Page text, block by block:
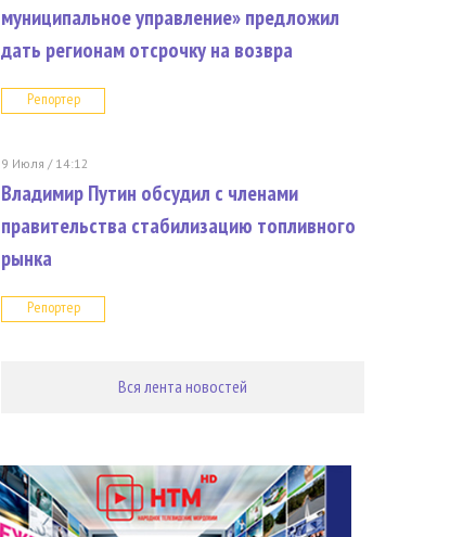
муниципальное управление» предложил
дать регионам отсрочку на возвра
Репортер
9 Июля / 14:12
Владимир Путин обсудил с членами
правительства стабилизацию топливного
рынка
Репортер
Вся лента новостей